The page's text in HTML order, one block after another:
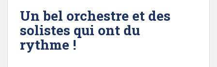
Un bel orchestre et des
solistes qui ont du
rythme !